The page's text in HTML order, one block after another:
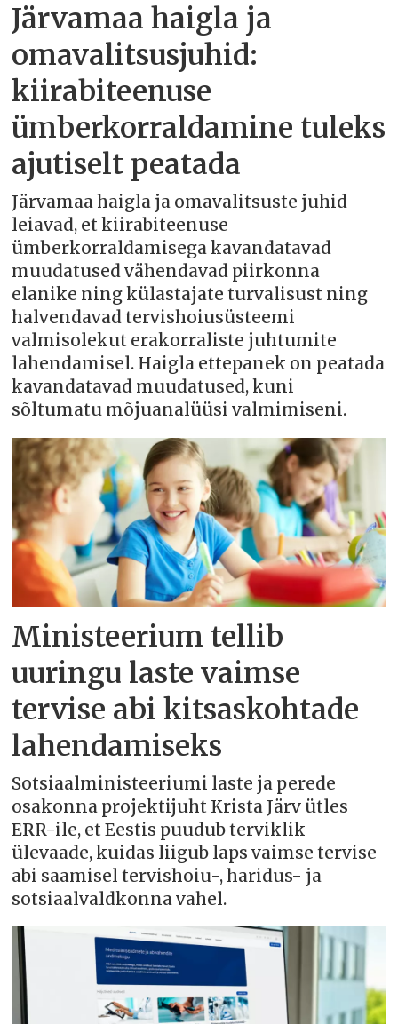
Järvamaa haigla ja
omavalitsusjuhid:
kiirabiteenuse
ümberkorraldamine tuleks
ajutiselt peatada
Järvamaa haigla ja omavalitsuste juhid
leiavad, et kiirabiteenuse
ümberkorraldamisega kavandatavad
muudatused vähendavad piirkonna
elanike ning külastajate turvalisust ning
halvendavad tervishoiusüsteemi
valmisolekut erakorraliste juhtumite
lahendamisel. Haigla ettepanek on peatada
kavandatavad muudatused, kuni
sõltumatu mõjuanalüüsi valmimiseni.
Ministeerium tellib
uuringu laste vaimse
tervise abi kitsaskohtade
lahendamiseks
Sotsiaalministeeriumi laste ja perede
osakonna projektijuht Krista Järv ütles
ERR-ile, et Eestis puudub terviklik
ülevaade, kuidas liigub laps vaimse tervise
abi saamisel tervishoiu-, haridus- ja
sotsiaalvaldkonna vahel.